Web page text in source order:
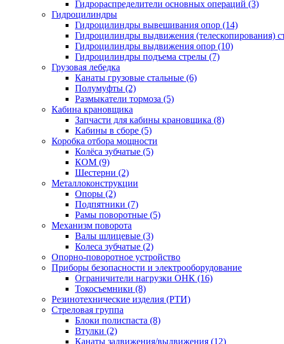
Гидрораспределители основных операций (3)
Гидроцилиндры
Гидроцилиндры вывешивания опор (14)
Гидроцилиндры выдвижения (телескопирования)
Гидроцилиндры выдвижения опор (10)
Гидроцилиндры подъема стрелы (7)
Грузовая лебедка
Канаты грузовые стальные (6)
Полумуфты (2)
Размыкатели тормоза (5)
Кабина крановщика
Запчасти для кабины крановщика (8)
Кабины в сборе (5)
Коробка отбора мощности
Колёса зубчатые (5)
КОМ (9)
Шестерни (2)
Металлоконструкции
Опоры (2)
Подпятники (7)
Рамы поворотные (5)
Механизм поворота
Валы шлицевые (3)
Колеса зубчатые (2)
Опорно-поворотное устройство
Приборы безопасности и электрооборудование
Ограничители нагрузки ОНК (16)
Токосъемники (8)
Резинотехнические изделия (РТИ)
Стреловая группа
Блоки полиспаста (8)
Втулки (2)
Канаты задвижения/выдвижения (12)